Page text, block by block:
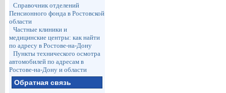
Справочник отделений
Пенсионного фонда в Ростовской
области
Частные клиники и
медицинские центры: как найти
по адресу в Ростове-на-Дону
Пункты технического осмотра
автомобилей по адресам в
Ростове-на-Дону и области
Обратная связь